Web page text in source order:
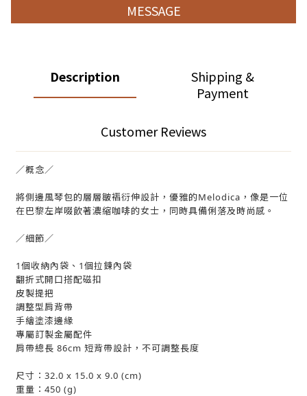
MESSAGE
Description
Shipping &
Payment
Customer Reviews
／概念／
將側邊風琴包的層層皺褶衍伸設計，優雅的Melodica，像是一位
在巴黎左岸啜飲著濃縮咖啡的女士，同時具備俐落及時尚感。
／細節／
1個收納內袋、1個拉鍊內袋
翻折式開口搭配磁扣
皮製提把
調整型肩背帶
手繪塗漆邊緣
專屬訂製金屬配件
肩帶總長 86cm 短背帶設計，不可調整長度
尺寸：32.0 x 15.0 x 9.0 (cm)
重量：450 (g)